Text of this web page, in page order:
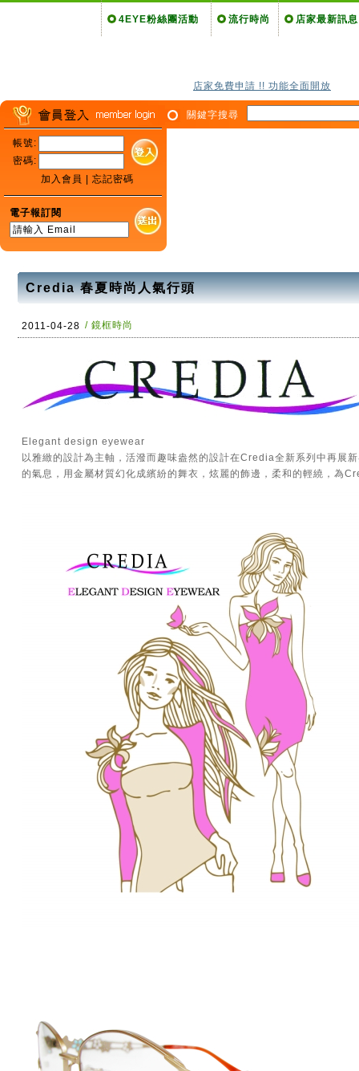
4EYE粉絲團活動 流行時尚 店家最新訊息
店家免費申請 !! 功能全面開放
帳號:
密碼:
加入會員
忘記密碼
電子報訂閱
關鍵字搜尋
Credia 春夏時尚人氣行頭
2011-04-28 / 鏡框時尚
Elegant design eyewear
以雅緻的設計為主軸，活潑而趣味盎然的設計在Credia全新系列中再展
的氣息，用金屬材質幻化成繽紛的舞衣，炫麗的飾邊，柔和的輕繞，為